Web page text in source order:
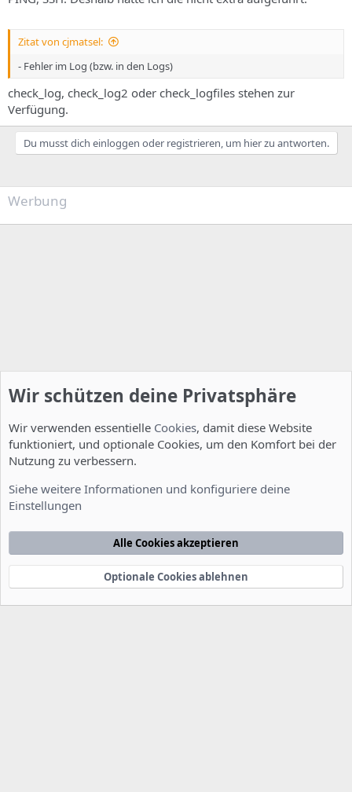
Zitat von cjmatsel:
- Fehler im Log (bzw. in den Logs)
check_log, check_log2 oder check_logfiles stehen zur
Verfügung.
Du musst dich einloggen oder registrieren, um hier zu antworten.
Werbung
Nutzungsbedingungen Datenschutzerklärung
Startseite
e
Community platform by XenForo® © 2010-2022 XenForo Ltd.
xenDach©2010-2014
Wir schützen deine Privatsphäre
Wir verwenden essentielle Cookies, damit diese Website
funktioniert, und optionale Cookies, um den Komfort bei der
Nutzung zu verbessern.
Siehe weitere Informationen und konfiguriere deine
Einstellungen
Alle Cookies akzeptieren
Optionale Cookies ablehnen